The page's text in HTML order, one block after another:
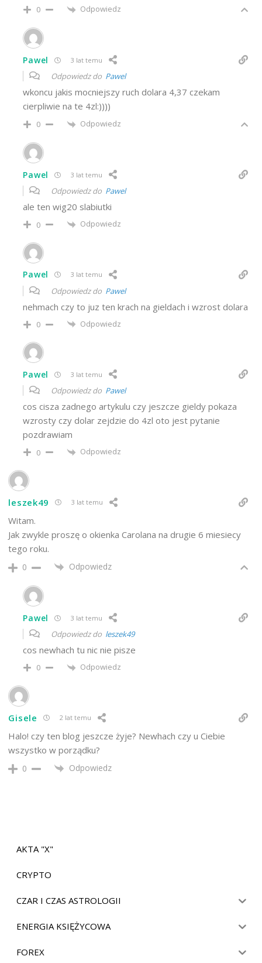
0 Odpowiedz
Pawel 3 lat temu
Odpowiedz do Pawel
wkoncu jakis mocniejszy ruch dolara 4,37 czekam
cierpliwie na te 4zl:))))
0 Odpowiedz
Pawel 3 lat temu
Odpowiedz do Pawel
ale ten wig20 slabiutki
0 Odpowiedz
Pawel 3 lat temu
Odpowiedz do Pawel
nehmach czy to juz ten krach na gieldach i wzrost dolara
0 Odpowiedz
Pawel 3 lat temu
Odpowiedz do Pawel
cos cisza zadnego artykulu czy jeszcze gieldy pokaza
wzrosty czy dolar zejdzie do 4zl oto jest pytanie
pozdrawiam
0 Odpowiedz
leszek49 3 lat temu
Witam.
Jak zwykle proszę o okienka Carolana na drugie 6 miesiecy
tego roku.
0 Odpowiedz
Pawel 3 lat temu
Odpowiedz do leszek49
cos newhach tu nic nie pisze
0 Odpowiedz
Gisele 2 lat temu
Halo! czy ten blog jeszcze żyje? Newhach czy u Ciebie
wszystko w porządku?
0 Odpowiedz
AKTA "X"
CRYPTO
CZAR I CZAS ASTROLOGII
ENERGIA KSIĘŻYCOWA
FOREX